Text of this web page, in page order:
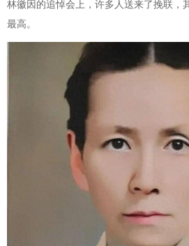
林徽因的追悼会上，许多人送来了挽联，
最高。